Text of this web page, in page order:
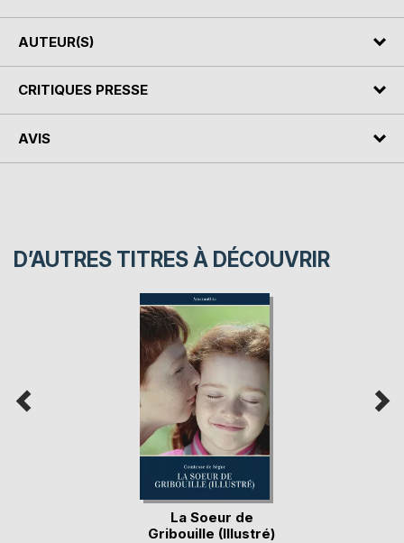
AUTEUR(S)
CRITIQUES PRESSE
AVIS
D’AUTRES TITRES À DÉCOUVRIR
La Soeur de
Gribouille (Illustré)